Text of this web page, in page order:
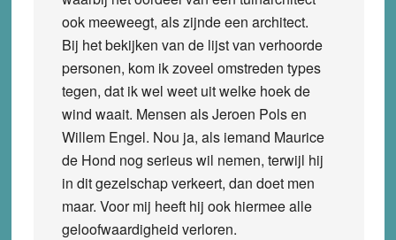
ook meeweegt, als zijnde een architect.
Bij het bekijken van de lijst van verhoorde
personen, kom ik zoveel omstreden types
tegen, dat ik wel weet uit welke hoek de
wind waait. Mensen als Jeroen Pols en
Willem Engel. Nou ja, als iemand Maurice
de Hond nog serieus wil nemen, terwijl hij
in dit gezelschap verkeert, dan doet men
maar. Voor mij heeft hij ook hiermee alle
geloofwaardigheid verloren.